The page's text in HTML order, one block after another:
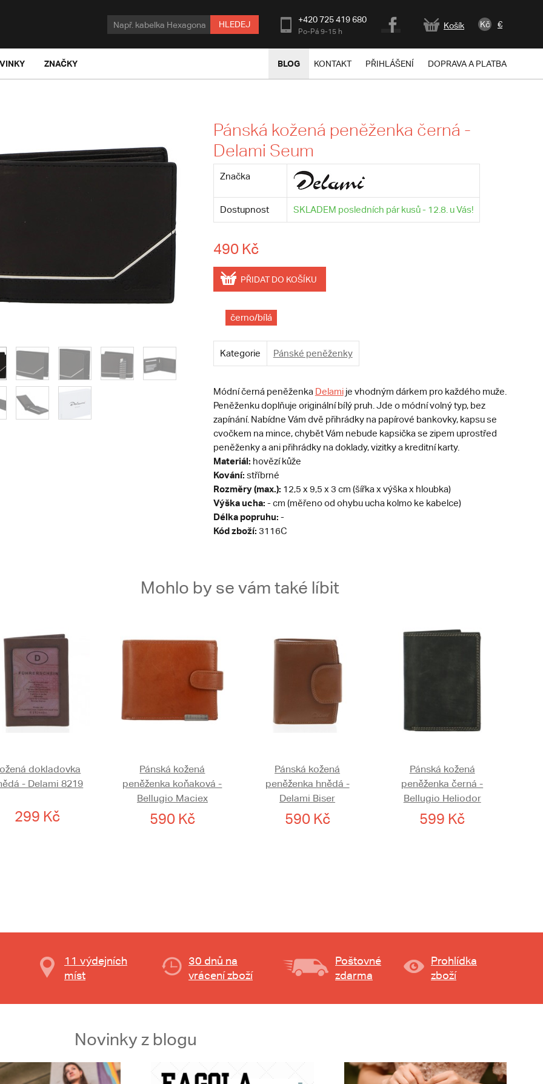
HLEDEJ +420 725 419 680
Po-Pá 9-15 h
Košík Kč €
ZNAČKY BLOG KONTAKT PŘIHLÁŠENÍ DOPRAVA A PLATBA
Pánská kožená peněženka černá -
Delami Seum
Značka
Dostupnost SKLADEM posledních pár kusů - 12.8. u Vás!
490 Kč
PŘIDAT DO KOŠÍKU
černo/bílá
Kategorie Pánské peněženky
Módní černá peněženka Delamije vhodným dárkem pro každého muže.
Peněženku doplňuje originální bílý pruh. Jde o módní volný typ, bez
zapínání. Nabídne Vám dvě přihrádky na papírové bankovky, kapsu se
cvočkem na mince, chybět Vám nebude kapsička se zipem uprostřed
peněženky a ani přihrádky na doklady, vizitky a kreditní karty.
Materiál: hovězí kůže
Kování: stříbrné
Rozměry (max.): 12,5 x 9,5 x 3 cm (šířka x výška x hloubka)
Výška ucha: - cm (měřeno od ohybu ucha kolmo ke kabelce)
Délka popruhu: -
Kód zboží: 3116C
Mohlo by se vám také líbit
dokladovka
- Delami 8219
299 Kč
Pánská kožená
peněženka koňaková -
Bellugio Maciex
590 Kč
Pánská kožená
peněženka hnědá -
Delami Biser
590 Kč
Pánská kožená
peněženka černá -
Bellugio Heliodor
599 Kč
11 výdejních
míst
30 dnů na
vrácení zboží
Poštovné
zdarma
Prohlídka
zboží
Novinky z blogu